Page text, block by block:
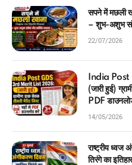
सपने में
– शुभ-अशुभ
22/07/2026
India
(जारी हुई)
PDF
14/05/2026
राष्ट्रीय ध्वज
तिरंगे का